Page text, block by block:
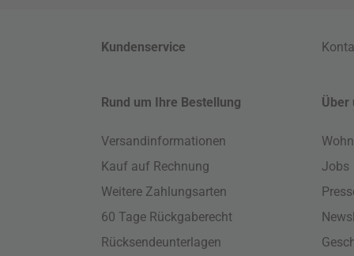
Kundenservice
Rund um Ihre Bestellung
Versandinformationen
Kauf auf Rechnung
Weitere Zahlungsarten
60 Tage Rückgaberecht
Rücksendeunterlagen
Über
Jobs